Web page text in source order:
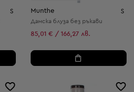
S Munthe S
Дамска блуза без ръкави
85,01 € / 166,27 лв.